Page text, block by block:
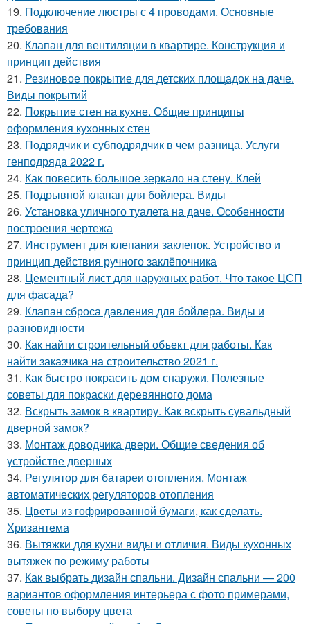
19. Подключение люстры с 4 проводами. Основные
требования
20. Клапан для вентиляции в квартире. Конструкция и
принцип действия
21. Резиновое покрытие для детских площадок на даче.
Виды покрытий
22. Покрытие стен на кухне. Общие принципы
оформления кухонных стен
23. Подрядчик и субподрядчик в чем разница. Услуги
генподряда 2022 г.
24. Как повесить большое зеркало на стену. Клей
25. Подрывной клапан для бойлера. Виды
26. Установка уличного туалета на даче. Особенности
построения чертежа
27. Инструмент для клепания заклепок. Устройство и
принцип действия ручного заклёпочника
28. Цементный лист для наружных работ. Что такое ЦСП
для фасада?
29. Клапан сброса давления для бойлера. Виды и
разновидности
30. Как найти строительный объект для работы. Как
найти заказчика на строительство 2021 г.
31. Как быстро покрасить дом снаружи. Полезные
советы для покраски деревянного дома
32. Вскрыть замок в квартиру. Как вскрыть сувальдный
дверной замок?
33. Монтаж доводчика двери. Общие сведения об
устройстве дверных
34. Регулятор для батареи отопления. Монтаж
автоматических регуляторов отопления
35. Цветы из гофрированной бумаги, как сделать.
Хризантема
36. Вытяжки для кухни виды и отличия. Виды кухонных
вытяжек по режиму работы
37. Как выбрать дизайн спальни. Дизайн спальни — 200
вариантов оформления интерьера с фото примерами,
советы по выбору цвета